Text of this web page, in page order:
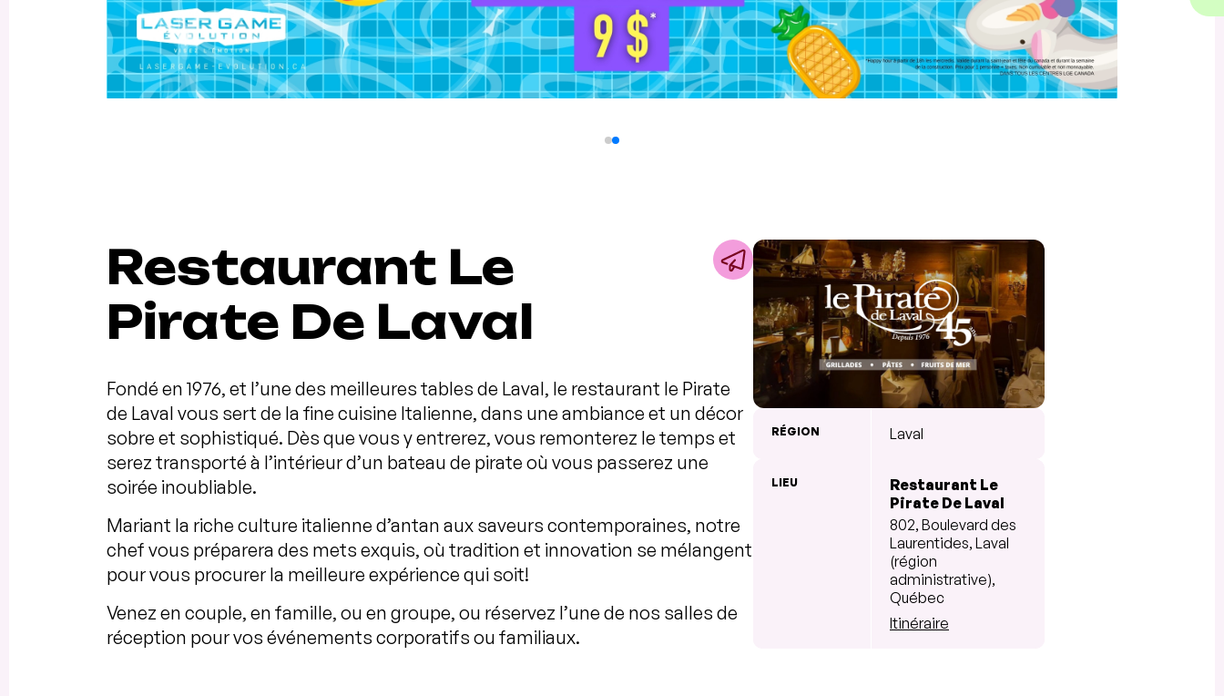
Restaurant Le
Pirate De Laval
Fondé en 1976, et l’une des meilleures tables de Laval, le restaurant le Pirate
de Laval vous sert de la fine cuisine Italienne, dans une ambiance et un décor
sobre et sophistiqué. Dès que vous y entrerez, vous remonterez le temps et
serez transporté à l’intérieur d’un bateau de pirate où vous passerez une
soirée inoubliable.
Mariant la riche culture italienne d’antan aux saveurs contemporaines, notre
chef vous préparera des mets exquis, où tradition et innovation se mélangent
pour vous procurer la meilleure expérience qui soit!
Venez en couple, en famille, ou en groupe, ou réservez l’une de nos salles de
réception pour vos événements corporatifs ou familiaux.
RÉGION Laval
LIEU
Restaurant Le
Pirate De Laval
802, Boulevard des
Laurentides, Laval
(région
administrative),
Québec
Itinéraire